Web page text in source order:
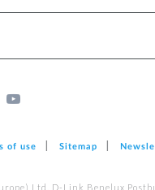
of use Sitemap
Ltd. D-Link Benelux